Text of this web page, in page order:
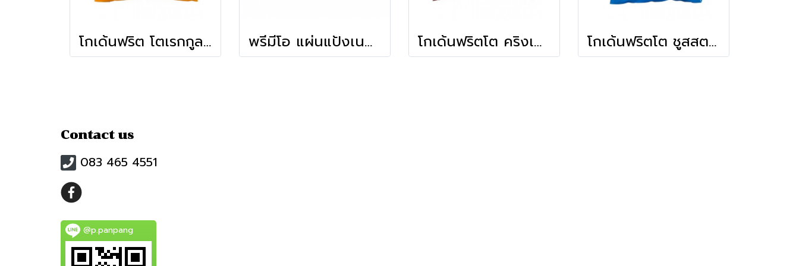
โกเด้นฟริต โตเรกกูลาร์ฟรายส์ 3/8 (เส้นใหญ่ 10 mm) พรีมีโอ แผ่นแป้งเนยสด พรีมีโอ 6 x 9 นิ้ว(155ก.) (10 แผ่น) โกเด้นฟริตโต คริงเคิลคัทฟรายส์ (แบบหยัก) โกเด้นฟริตโต ชูสสตริงฟรายส์ 1/4 (เส้นเล็ก 7 mm)
Contact us
083 465 4551
@p.panpang